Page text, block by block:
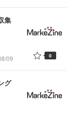
集
09 0
グ